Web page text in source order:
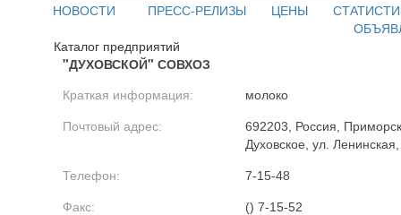
НОВОСТИ ПРЕСС-РЕЛИЗЫ ЦЕНЫ
Каталог предприятий
"ДУХОВСКОЙ" СОВХОЗ
Краткая информация: молоко
Почтовый адрес:
692203, Россия,
Духовское, ул.
Телефон: 7-15-48
Факс: () 7-15-52